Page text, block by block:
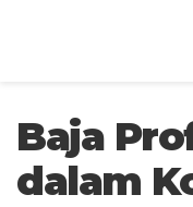
Baja
dalam